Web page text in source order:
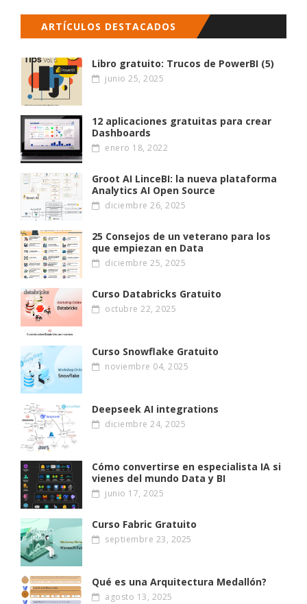
ARTÍCULOS DESTACADOS
Libro gratuito: Trucos de PowerBI (5)
junio 25, 2025
12 aplicaciones gratuitas para crear
Dashboards
enero 18, 2022
Groot AI LinceBI: la nueva plataforma
Analytics AI Open Source
diciembre 26, 2025
25 Consejos de un veterano para los
que empiezan en Data
diciembre 25, 2025
Curso Databricks Gratuito
octubre 22, 2025
Curso Snowflake Gratuito
noviembre 04, 2025
Deepseek AI integrations
diciembre 24, 2025
Cómo convertirse en especialista IA si
vienes del mundo Data y BI
junio 17, 2025
Curso Fabric Gratuito
septiembre 23, 2025
Qué es una Arquitectura Medallón?
agosto 13, 2025